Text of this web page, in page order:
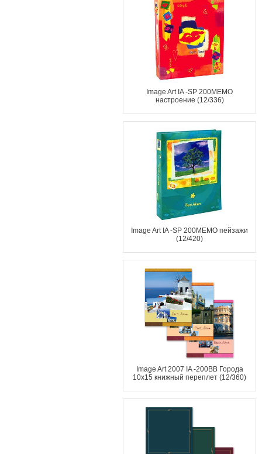
Image Art IA -SP 200MEMO
настроение (12/336)
Image Art IA -SP 200МЕМО пейзажи
(12/420)
Image Art 2007 IA -200BB Города
10x15 книжный переплет (12/360)